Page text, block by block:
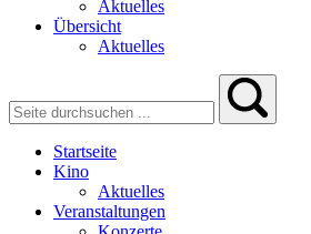
Aktuelles
Übersicht
Aktuelles
Startseite
Kino
Aktuelles
Veranstaltungen